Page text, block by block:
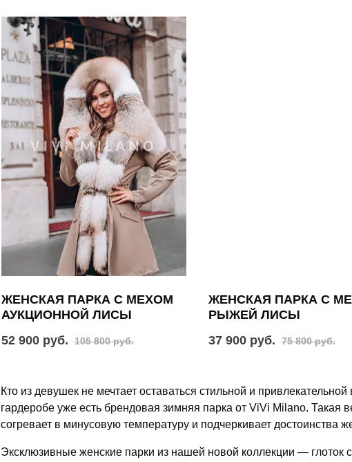
ЖЕНСКАЯ ПАРКА С МЕХОМ
АУКЦИОННОЙ ЛИСЫ
52 900 руб.
105 800 руб.
ЖЕНСКАЯ ПАРКА С
РЫЖЕЙ ЛИСЫ
37 900 руб.
75 800 руб.
Кто из девушек не мечтает оставаться стильной и
гардеробе уже есть брендовая зимняя парка от ViVi Milano. Такая
согревает в минусовую температуру и подчеркивает достоинства
Эксклюзивные женские парки из нашей новой коллекции — глоток